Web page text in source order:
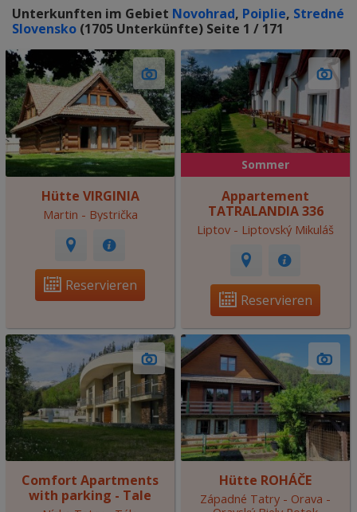
Unterkunften im Gebiet Novohrad, Poiplie, Stredné
Slovensko (1705 Unterkünfte) Seite 1 / 171
Hütte VIRGINIA
Martin - Bystrička
Reservieren
Sommer
Appartement
TATRALANDIA 336
Liptov - Liptovský Mikuláš
Reservieren
Comfort Apartments
with parking - Tale
Hütte ROHÁČE
Západné Tatry - Orava -